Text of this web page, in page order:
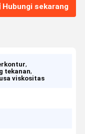
Hubungi sekarang
,
tekanan,
viskositas